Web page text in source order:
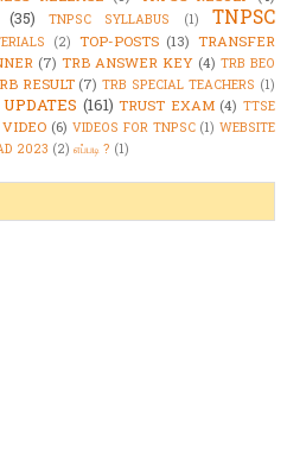
(35) TNPSC SYLLABUS (1)
TNPSC
(2) TOP-POSTS (13) TRANSFER
(7) TRB ANSWER KEY (4) TRB BEO
RESULT (7) TRB SPECIAL TEACHERS (1)
(161) TRUST EXAM (4) TTSE
VIDEO (6) VIDEOS FOR TNPSC (1) WEBSITE
2023 (2) எப்படி ? (1)